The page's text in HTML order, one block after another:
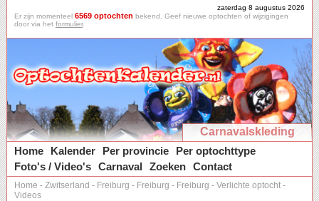
zaterdag 8 augustus 2026
Er zijn momenteel 6569 optochten bekend. Geef nieuwe optochten of wijzigingen
door via het formulier.
Carnavalskleding
Home
Kalender Per provincie
Per optochttype
Foto's / Video's Carnaval Zoeken Contact
Home - Zwitserland - Freiburg - Freiburg - Freiburg - Verlichte optocht -
Videos